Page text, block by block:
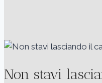
Non stavi